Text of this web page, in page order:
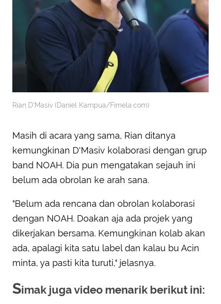
Rian D'Masiv (Daniel Kampua/Fimela.com)
Masih di acara yang sama, Rian ditanya
kemungkinan D'Masiv kolaborasi dengan grup
band NOAH. Dia pun mengatakan sejauh ini
belum ada obrolan ke arah sana.
"Belum ada rencana dan obrolan kolaborasi
dengan NOAH. Doakan aja ada projek yang
dikerjakan bersama. Kemungkinan kolab akan
ada, apalagi kita satu label dan kalau bu Acin
minta, ya pasti kita turuti," jelasnya.
Simak juga video menarik berikut ini: